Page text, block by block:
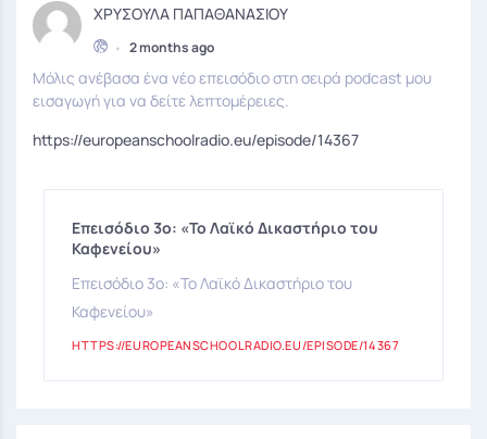
ΧΡΥΣΟΥΛΑ ΠΑΠΑΘΑΝΑΣΙΟΥ
• 2 months ago
Μόλις ανέβασα ένα νέο επεισόδιο στη σειρά podcast μου
εισαγωγή για να δείτε λεπτομέρειες.
https://europeanschoolradio.eu/episode/14367
Επεισόδιο 3ο: «Το Λαϊκό Δικαστήριο του
Καφενείου»
Επεισόδιο 3ο: «Το Λαϊκό Δικαστήριο του
Καφενείου»
HTTPS://EUROPEANSCHOOLRADIO.EU/EPISODE/14367